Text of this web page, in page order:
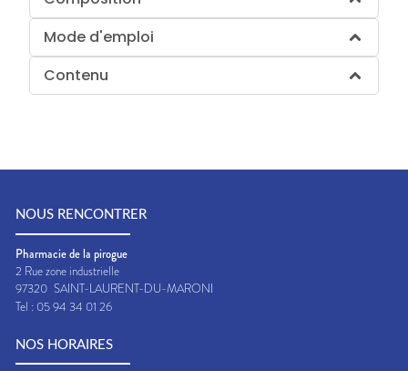
Mode d'emploi
Contenu
NOUS RENCONTRER
Pharmacie de la pirogue
2 Rue zone industrielle
97320 SAINT-LAURENT-DU-MARONI
Tel : 05 94 34 01 26
NOS HORAIRES